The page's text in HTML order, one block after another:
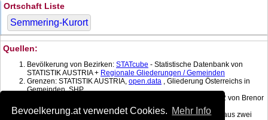
Bevoelkerung.at verwendet Cookies. Mehr Info
Ortschaft Liste
Semmering-Kurort
Quellen:
Bevölkerung von Bezirken: STATcube - Statistische Datenbank von
STATISTIK AUSTRIA + Regionale Gliederungen / Gemeinden
Grenzen: STATISTIK AUSTRIA, open.data , Gliederung Österreichs in
Gemeinden, SHP
1.2 von Brenor
Brophy
Bevölkerung am Datum: Berechnet mit linearer Interpolation aus zwei